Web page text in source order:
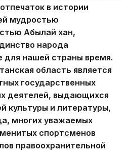
в истории
мудростью
Абылай хан,
народа
для нашей страны время.
область является
государственных
деятелей, выдающихся
культуры и литературы,
многих уважаемых
спортсменов
правоохранительной